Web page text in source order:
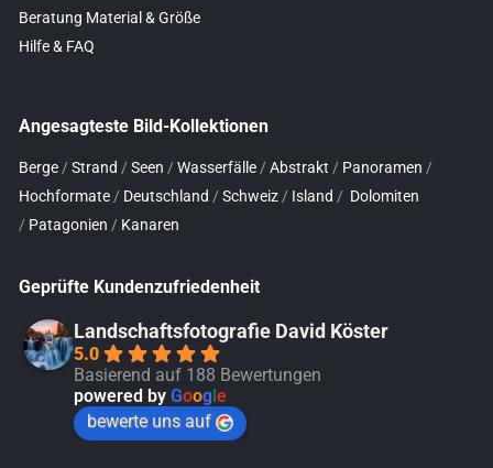
Beratung Material & Größe
Hilfe & FAQ
Angesagteste Bild-Kollektionen
Berge / Strand / Seen / Wasserfälle / Abstrakt / Panoramen /
Hochformate / Deutschland / Schweiz / Island / Dolomiten
/ Patagonien / Kanaren
Geprüfte Kundenzufriedenheit
Landschaftsfotografie David Köster
5.0
Basierend auf 188 Bewertungen
powered by Google
bewerte uns auf